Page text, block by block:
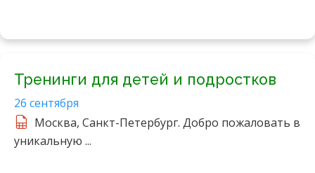
Тренинги для детей и подростков
26 сентября
Москва, Санкт-Петербург. Добро пожаловать в
уникальную ...